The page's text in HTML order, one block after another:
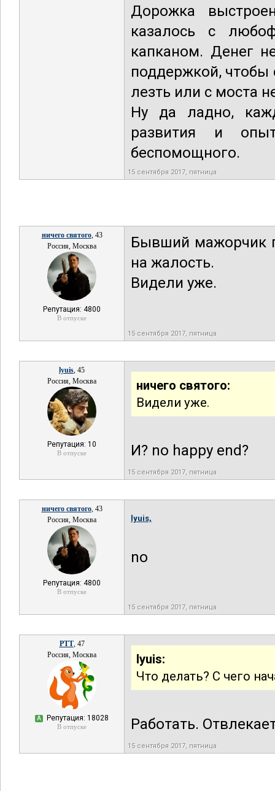
Дорожка
казалось с
капканом. Денег
поддержкой, чтобы
лезть или с моста
Ну да ладно,
развития и
беспомощного.
15 сентября 2017, пятница
ничего святого, 43
Россия, Москва
Репутация: 4800
В отпуске
Бывший мажорчик
на жалость.
Видели уже.
15 сентября 2017, пятница
lyuis, 45
Россия, Москва
Репутация: 10
В отпуске
ничего святого:
Видели уже.
И? no happy end?
15 сентября 2017, пятница
ничего святого, 43
Россия, Москва
Репутация: 4800
В отпуске
lyuis,
no
15 сентября 2017, пятница
РТТ, 47
Россия, Москва
А Репутация: 18028
В отпуске
lyuis:
Что делать? С чего
Работать.
15 сентября 2017, пятница